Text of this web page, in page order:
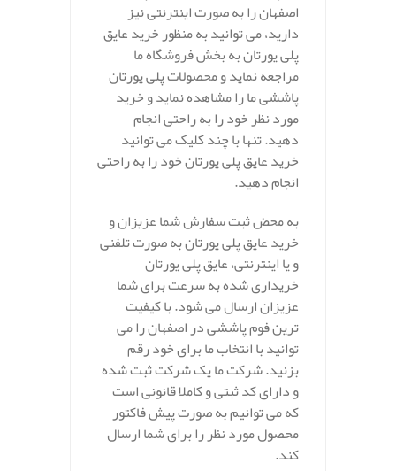
اصفهان را به صورت اینترنتی نیز
دارید، می توانید به منظور خرید عایق
پلی یورتان به بخش فروشگاه ما
مراجعه نماید و محصولات پلی یورتان
پاششی ما را مشاهده نماید و خرید
مورد نظر خود را به راحتی انجام
دهید. تنها با چند کلیک می توانید
خرید عایق پلی یورتان خود را به راحتی
انجام دهید.
به محض ثبت سفارش شما عزیزان و
خرید عایق پلی یورتان به صورت تلفنی
و یا اینترنتی، عایق پلی یورتان
خریداری شده به سرعت برای شما
عزیزان ارسال می شود. با کیفیت
ترین فوم پاششی در اصفهان را می
توانید با انتخاب ما برای خود رقم
بزنید. شرکت ما یک شرکت ثبت شده
و دارای کد ثبتی و کاملا قانونی است
که می توانیم به صورت پیش فاکتور
محصول مورد نظر را برای شما ارسال
کند.